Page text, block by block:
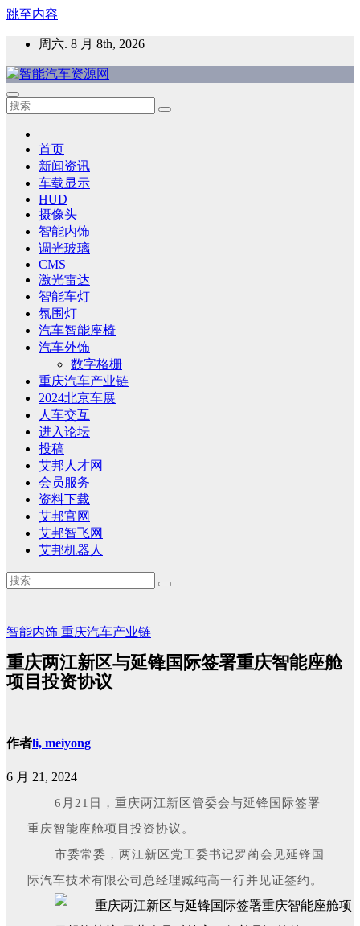
跳至内容
周六. 8 月 8th, 2026
智能汽车资源网
智能表面，智能内饰，新能源汽车，HMI，人车交互，智能车
首页
新闻资讯
车载显示
HUD
摄像头
智能内饰
调光玻璃
CMS
激光雷达
智能车灯
氛围灯
汽车智能座椅
汽车外饰
数字格栅
重庆汽车产业链
2024北京车展
人车交互
进入论坛
投稿
艾邦人才网
会员服务
资料下载
艾邦官网
艾邦智飞网
艾邦机器人
智能内饰 重庆汽车产业链
重庆两江新区与延锋国际签署重庆智能座舱
项目投资协议
作者li, meiyong
6 月 21, 2024
6月21日，重庆两江新区管委会与延锋国际签署
重庆智能座舱项目投资协议。
市委常委，两江新区党工委书记罗蔺会见延锋国
际汽车技术有限公司总经理臧纯高一行并见证签约。